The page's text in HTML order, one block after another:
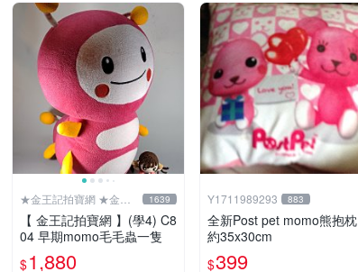
★金王記拍寶網 ★金王
記拍寶趣
1639
【 金王記拍寶網 】(學4) C8
04 早期momo毛毛蟲一隻
$1,880
Y1711989293 883
全新Post pet momo熊抱枕
約35x30cm
$399